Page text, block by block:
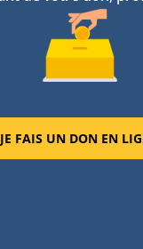
JE FAIS UN DON EN